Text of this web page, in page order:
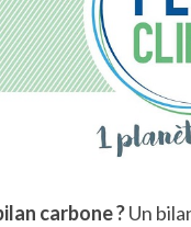
carbone ?Un